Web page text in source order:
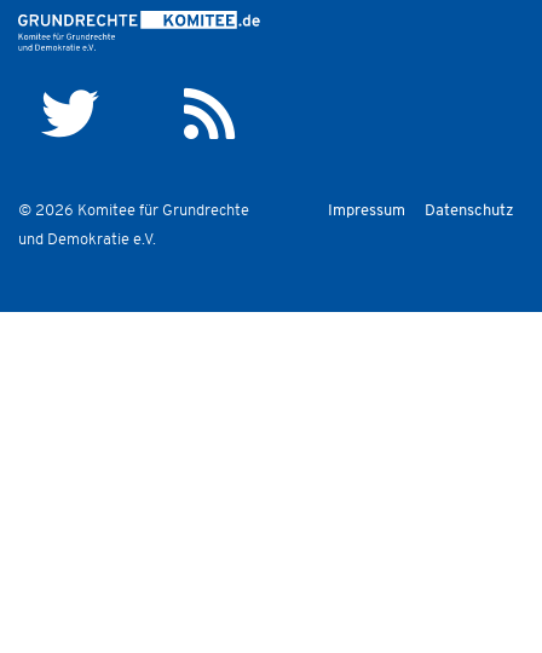
© 2026 Komitee für Grundrechte
und Demokratie e.V.
Impressum Datenschutz